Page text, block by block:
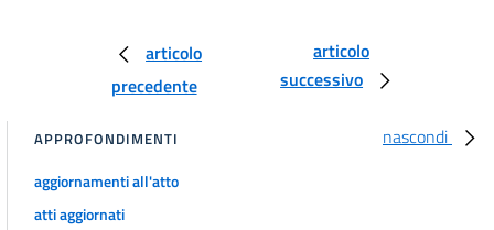
L'AUTORIZZAZIONE INTEGRATA AMBIENTALE))
29 bis
29 quater
29 quinquies
29 sexies
articolo
precedente
articolo
successivo
nascondi
APPROFONDIMENTI
aggiornamenti all'atto
atti aggiornati